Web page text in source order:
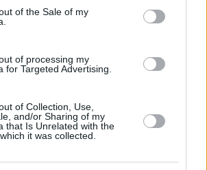
of the Sale of my
of processing my
for Targeted Advertising.
of Collection, Use,
and/or Sharing of my
that Is Unrelated with the
it was collected.
αισίως 55 χρόνια